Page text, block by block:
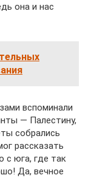
она и нас
вспоминали
— Палестину,
собрались
рассказать
с юга, где так
Да, вечное